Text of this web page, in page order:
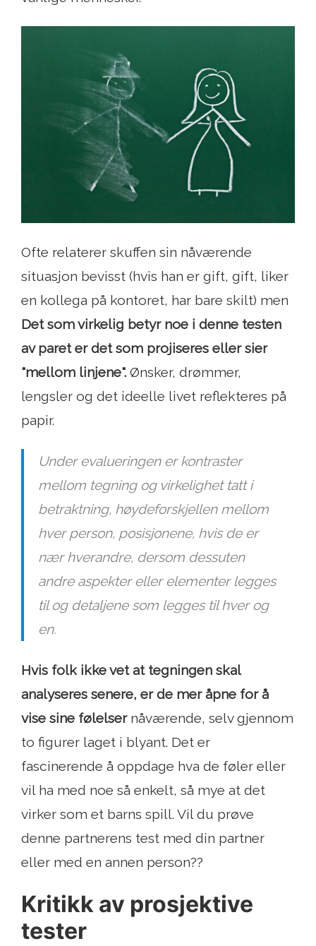
Ofte relaterer skuffen sin nåværende
situasjon bevisst (hvis han er gift, gift, liker
en kollega på kontoret, har bare skilt) men
Det som virkelig betyr noe i denne testen
av paret er det som projiseres eller sier
"mellom linjene". Ønsker, drømmer,
lengsler og det ideelle livet reflekteres på
papir.
Under evalueringen er kontraster
mellom tegning og virkelighet tatt i
betraktning, høydeforskjellen mellom
hver person, posisjonene, hvis de er
nær hverandre, dersom dessuten
andre aspekter eller elementer legges
til og detaljene som legges til hver og
en.
Hvis folk ikke vet at tegningen skal
analyseres senere, er de mer åpne for å
vise sine følelsernåværende, selv gjennom
to figurer laget i blyant. Det er
fascinerende å oppdage hva de føler eller
vil ha med noe så enkelt, så mye at det
virker som et barns spill. Vil du prøve
denne partnerens test med din partner
eller med en annen person??
Kritikk av prosjektive
tester